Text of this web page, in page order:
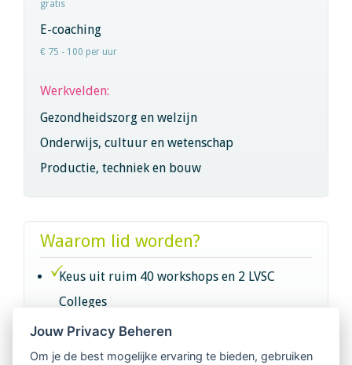
gratis
E-coaching
€ 75 - 100 per uur
Werkvelden:
Gezondheidszorg en welzijn
Onderwijs, cultuur en wetenschap
Productie, techniek en bouw
Waarom lid worden?
Keus uit ruim 40 workshops en 2 LVSC
Colleges
Intervisie met geregistreerde vakgenoten
Jouw Privacy Beheren
Om je de best mogelijke ervaring te bieden, gebruiken